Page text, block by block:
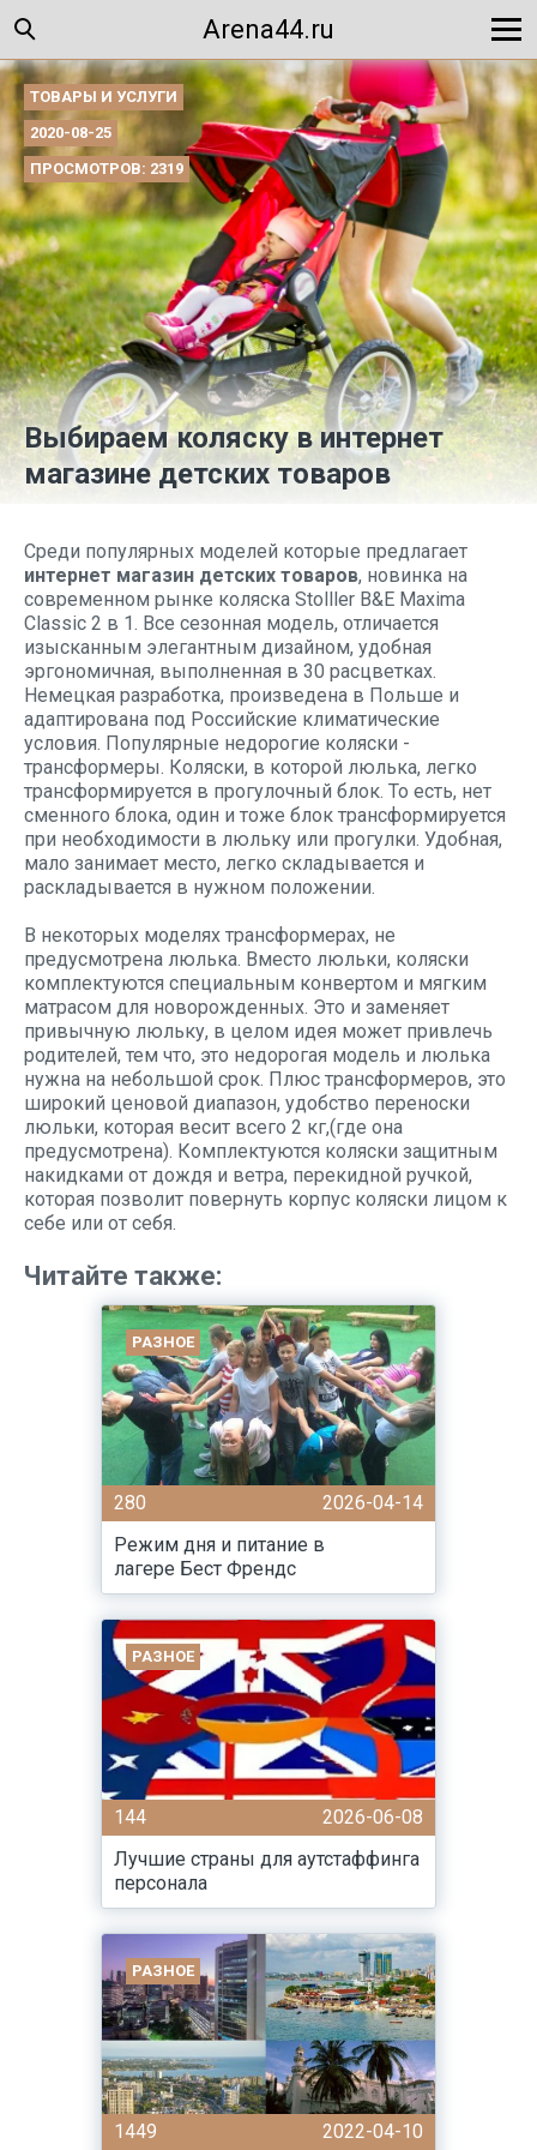
Arena44.ru
ТОВАРЫ И УСЛУГИ
2020-08-25
ПРОСМОТРОВ: 2319
Выбираем коляску в интернет
магазине детских товаров
Среди популярных моделей которые предлагает
интернет магазин детских товаров, новинка на
современном рынке коляска Stolller B&E Maxima
Classic 2 в 1. Все сезонная модель, отличается
изысканным элегантным дизайном, удобная
эргономичная, выполненная в 30 расцветках.
Немецкая разработка, произведена в Польше и
адаптирована под Российские климатические
условия. Популярные недорогие коляски -
трансформеры. Коляски, в которой люлька, легко
трансформируется в прогулочный блок. То есть, нет
сменного блока, один и тоже блок трансформируется
при необходимости в люльку или прогулки. Удобная,
мало занимает место, легко складывается и
раскладывается в нужном положении.
В некоторых моделях трансформерах, не
предусмотрена люлька. Вместо люльки, коляски
комплектуются специальным конвертом и мягким
матрасом для новорожденных. Это и заменяет
привычную люльку, в целом идея может привлечь
родителей, тем что, это недорогая модель и люлька
нужна на небольшой срок. Плюс трансформеров, это
широкий ценовой диапазон, удобство переноски
люльки, которая весит всего 2 кг,(где она
предусмотрена). Комплектуются коляски защитным
накидками от дождя и ветра, перекидной ручкой,
которая позволит повернуть корпус коляски лицом к
себе или от себя.
Читайте также:
РАЗНОЕ
280
2026-04-14
Режим дня и питание в
лагере Бест Френдс
РАЗНОЕ
144
2026-06-08
Лучшие страны для аутстаффинга
персонала
РАЗНОЕ
1449 2022-04-10